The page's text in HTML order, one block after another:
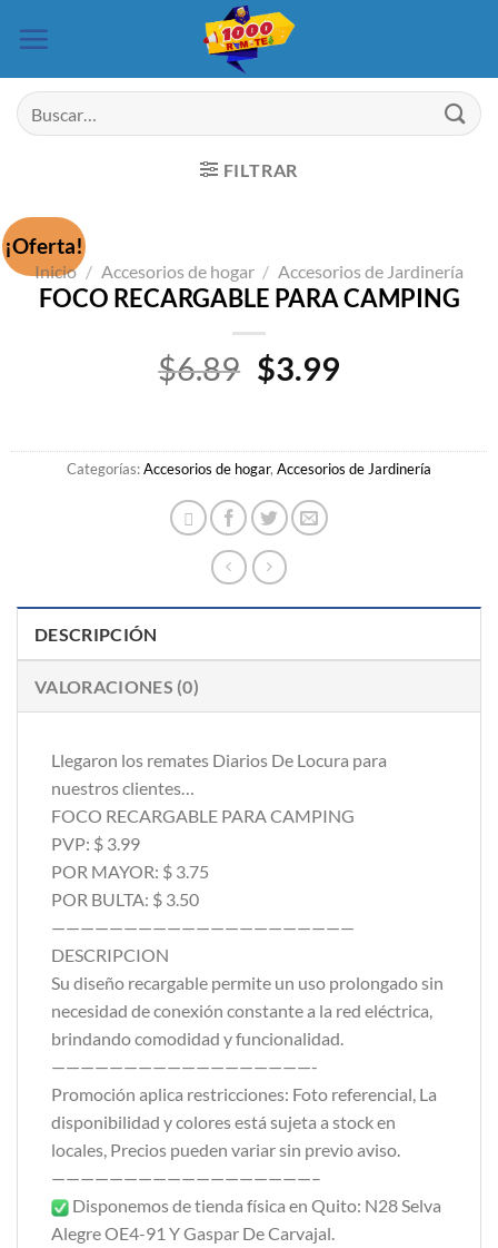
Buscar
por:
FILTRAR
¡Oferta!
Inicio / Accesorios de hogar / Accesorios de Jardinería
FOCO RECARGABLE PARA CAMPING
$6.89 El
era:
$6.89.
$3.99El
es:
Categorías:Accesorios de hogar, Accesorios de Jardinería
DESCRIPCIÓN
VALORACIONES (0)
Llegaron los remates Diarios De Locura para
nuestros clientes…
FOCO RECARGABLE PARA CAMPING
PVP: $ 3.99
POR MAYOR: $ 3.75
POR BULTA: $ 3.50
—————————————————————
DESCRIPCION
Su diseño recargable permite un uso prolongado sin
necesidad de conexión constante a la red eléctrica,
brindando comodidad y funcionalidad.
——————————————————-
Promoción aplica restricciones: Foto referencial, La
disponibilidad y colores está sujeta a stock en
locales, Precios pueden variar sin previo aviso.
——————————————————–
Disponemos de tienda física en Quito: N28 Selva
Alegre OE4-91 Y Gaspar De Carvajal.